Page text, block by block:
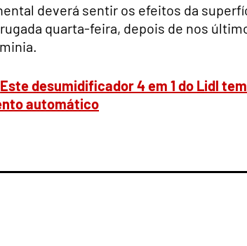
deverá sentir os efeitos da
quarta-feira, depois de nos
Este desumidificador 4 em 1 do Lidl
automático